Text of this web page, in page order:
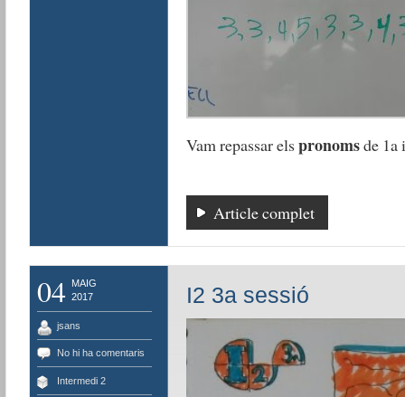
Vam repassar elspronomsde 1a
Article complet
04
MAIG
2017
jsans
No hi ha comentaris
Intermedi 2
I2 3a sessió